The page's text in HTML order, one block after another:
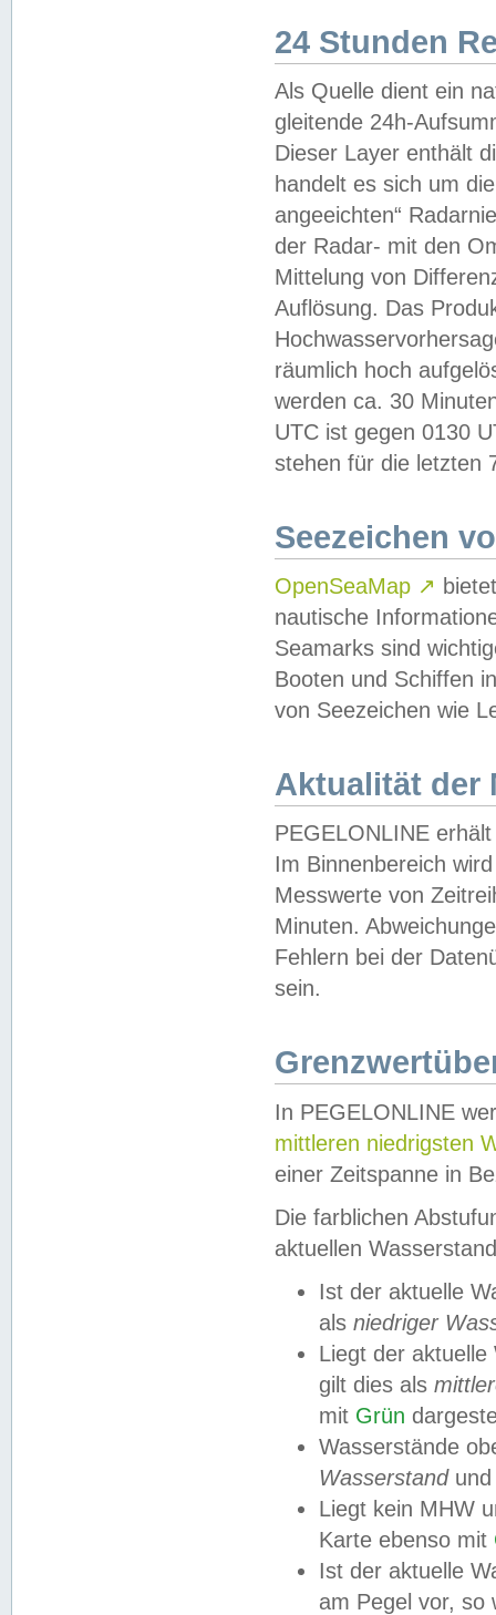
24 Stunden
Als Quelle dient ein
gleitende 24h-
Dieser Layer enthält
handelt es sich um
angeeichten“
der Radar- mit den
Mittelung von
Auflösung. Das
räumlich hoch
werden ca. 30
UTC ist gegen 0130
stehen für die letzten
Seezeichen
OpenSeaMap ↗
nautische
Seamarks sind
Booten und Schiffen
von Seezeichen wie
Aktualität der
PEGELONLINE
Im Binnenbereich
Messwerte von
Minuten.
Fehlern bei der
sein.
In PEGELONLINE
mittleren niedrigsten
einer Zeitspanne in
Die farblichen
aktuellen
Ist der aktuelle
als niedriger
Liegt der
gilt dies als
mit Grün
Wasserstände
Wasserstandund
Liegt kein MHW
Karte ebenso mit
Ist der aktuelle
am Pegel vor,